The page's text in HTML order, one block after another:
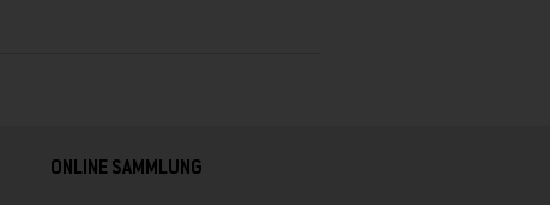
ONLINE SAMMLUNG